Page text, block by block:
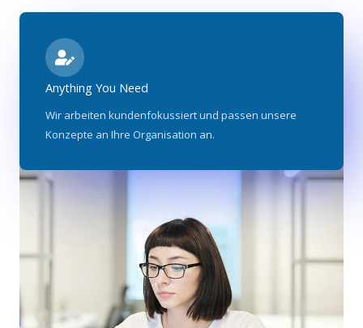
Anything You Need
Wir arbeiten kundenfokussiert und passen unsere
Konzepte an Ihre Organisation an.